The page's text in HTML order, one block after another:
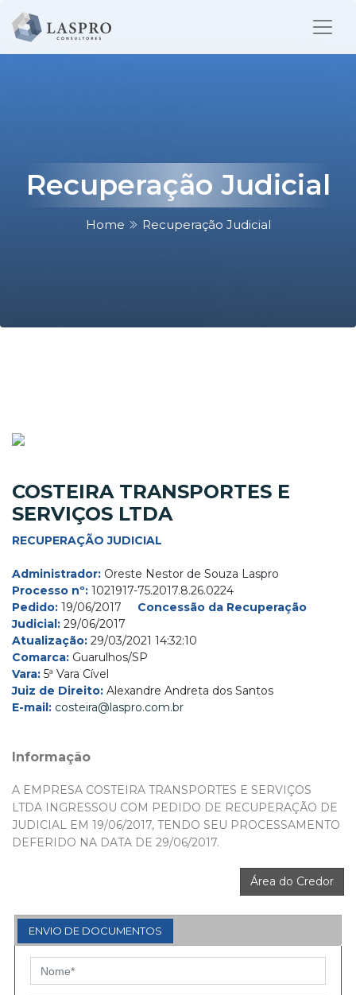
Recuperação Judicial
Home Recuperação Judicial
COSTEIRA TRANSPORTES E
SERVIÇOS LTDA
RECUPERAÇÃO JUDICIAL
Administrador: Oreste Nestor de Souza Laspro
Processo nº: 1021917-75.2017.8.26.0224
Pedido: 19/06/2017 Concessão da Recuperação
Judicial: 29/06/2017
Atualização: 29/03/2021 14:32:10
Comarca: Guarulhos/SP
Vara: 5ª Vara Cível
Juiz de Direito: Alexandre Andreta dos Santos
E-mail: costeira@laspro.com.br
Informação
A EMPRESA COSTEIRA TRANSPORTES E SERVIÇOS
LTDA INGRESSOU COM PEDIDO DE RECUPERAÇÃO DE
JUDICIAL EM 19/06/2017, TENDO SEU PROCESSAMENTO
DEFERIDO NA DATA DE 29/06/2017.
Área do Credor
ENVIO DE DOCUMENTOS